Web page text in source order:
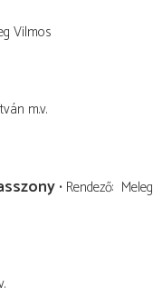
Vilmos
m.v.
Rendező Meleg